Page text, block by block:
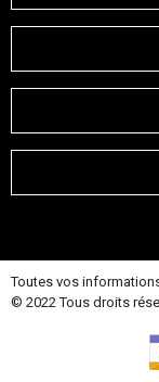
Toutes vos
© 2022 Tous droits